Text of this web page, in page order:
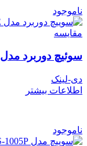
ناموجود
مقایسه
سوئیچ دوربرد مدل DES-F1010P-E دی لینک
دی-لینک
اطلاعات بیشتر
ناموجود